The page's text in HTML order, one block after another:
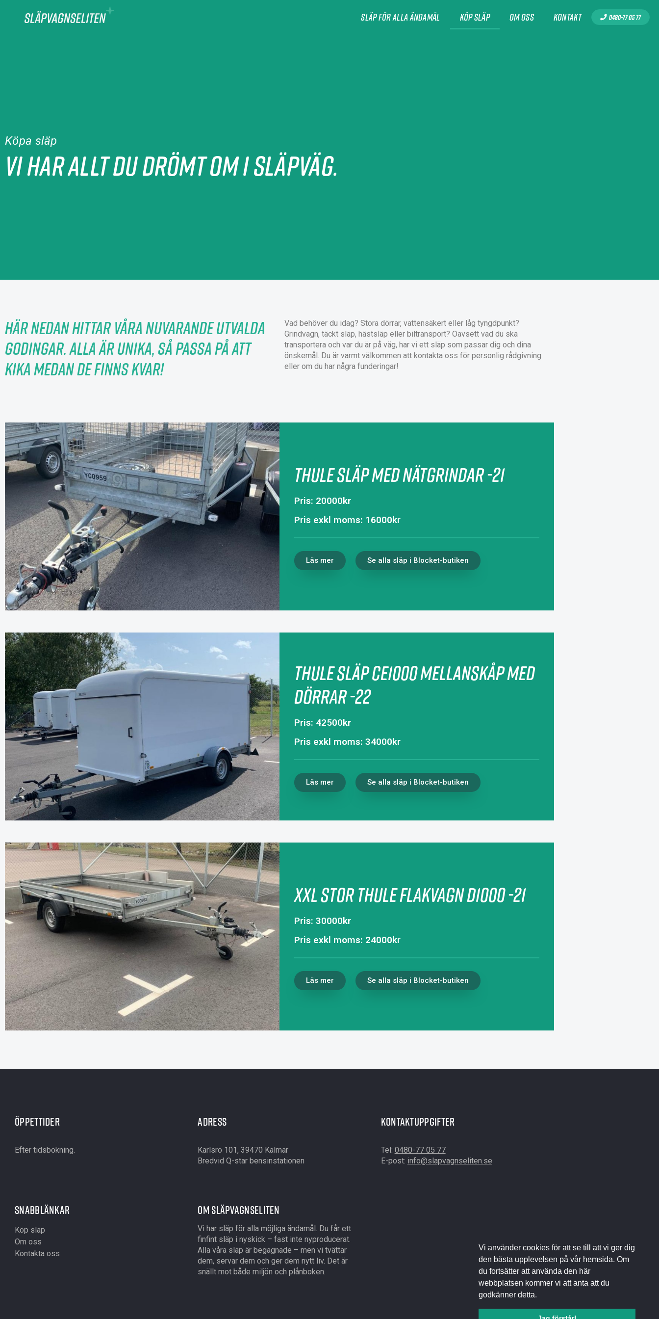
Vi använder cookies för att se till att vi ger dig
den bästa upplevelsen på vår hemsida. Om
du fortsätter att använda den här
webbplatsen kommer vi att anta att du
godkänner detta.
Släp för alla ändamål Köp släp Om oss Kontakt
Köpa släp
Vi har allt du drömt om i släpväg.​
Här nedan hittar våra nuvarande utvalda
godingar. Alla är unika, så passa på att
kika medan de finns kvar!
Vad behöver du idag? Stora dörrar, vattensäkert eller låg tyngdpunkt?
Grindvagn, täckt släp, hästsläp eller biltransport? Oavsett vad du ska
transportera och var du är på väg, har vi ett släp som passar dig och dina
önskemål. Du är varmt välkommen att kontakta oss för personlig rådgivning
eller om du har några funderingar!
Thule släp med nätgrindar -21
Pris: 20000kr
Pris exkl moms: 16000kr
Läs mer Se alla släp i Blocket-butiken
Thule släp CE1000 Mellanskåp med
dörrar -22
Pris: 42500kr
Pris exkl moms: 34000kr
Läs mer Se alla släp i Blocket-butiken
XXL Stor Thule Flakvagn D1000 -21
Pris: 30000kr
Pris exkl moms: 24000kr
Läs mer Se alla släp i Blocket-butiken
Öppettider
Efter tidsbokning.
Adress
Karlsro 101, 39470 Kalmar
Bredvid Q-star bensinstationen
Kontaktuppgifter
Tel: 0480-77 05 77
E-post: info@slapvagnseliten.se
Snabblänkar
Köp släp
Om oss
Kontakta oss
Om Släpvagnseliten
Vi har släp för alla möjliga ändamål. Du får ett
finfint släp i nyskick – fast inte nyproducerat.
Alla våra släp är begagnade – men vi tvättar
dem, servar dem och ger dem nytt liv. Det är
snällt mot både miljön och plånboken.